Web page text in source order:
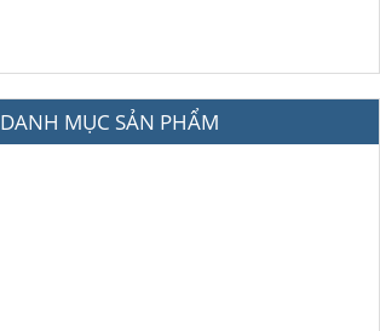
DANH MỤC SẢN PHẨM